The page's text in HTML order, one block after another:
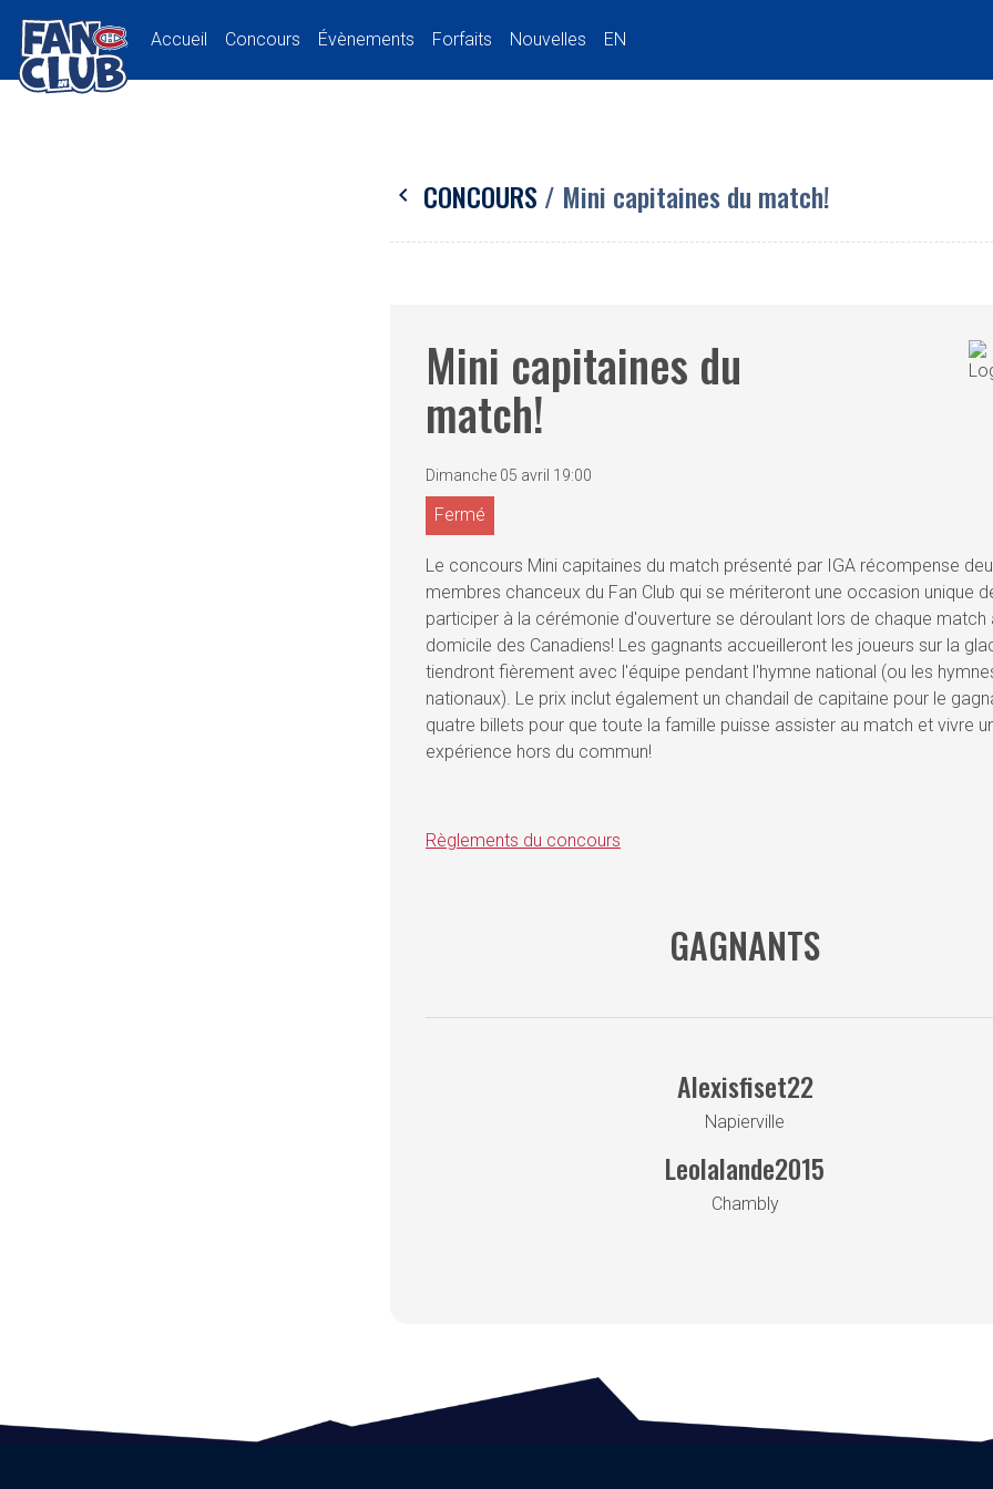
Accueil Concours Évènements Forfaits Nouvelles EN
chevron_left CONCOURS / Mini capitaines du match!
Mini capitaines du
match!
Dimanche 05 avril 19:00
Fermé
Le concours Mini capitaines du match présenté par IGA récompense
membres chanceux du Fan Club qui se mériteront une occasion unique
participer à la cérémonie d'ouverture se déroulant lors de chaque match
domicile des Canadiens! Les gagnants accueilleront les joueurs sur la
tiendront fièrement avec l'équipe pendant l'hymne national (ou les
nationaux). Le prix inclut également un chandail de capitaine pour le
quatre billets pour que toute la famille puisse assister au match et vivre
expérience hors du commun!
Règlements du concours
GAGNANTS
Alexisfiset22
Napierville
Leolalande2015
Chambly